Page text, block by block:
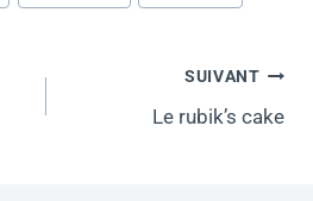
SUIVANT
Le rubik’s cake